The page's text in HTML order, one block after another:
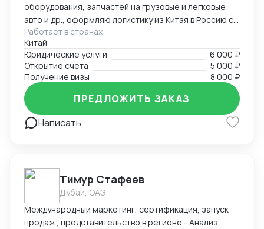
оборудования, запчастей на грузовые и легковые
авто и др., оформляю логистику из Китая в Россию со
всеми сопроводительными документами под ключ.
Предоставляю услуги вашего представительства в
Китае, помогаю с регистрацией компаний, а также
есть опыт в открытии и автоматизации онлайн
магазинов на платформах Taobao, 1688, Meituan,
Jingdong. Помогаю найти поставщиков, наладить
производство, вести переговоры с китайской
стороной. Занимаюсь поиском и отправкой товаров
Работает в странах
Китай
Юридические услуги
6 000 ₽
Открытие счета
5 000 ₽
Получение визы
8 000 ₽
Написать
ПРЕДЛОЖИТЬ ЗАКАЗ
Тимур Стафеев
Дубай, ОАЭ
Международный маркетинг, сертификация, запуск
продаж , представительство в регионе - Анализ